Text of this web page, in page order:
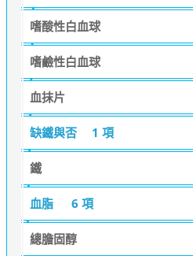
嗜酸性白血球
嗜鹼性白血球
血抹片
缺鐵與否 1 項
鐵
血脂 6 項
總膽固醇